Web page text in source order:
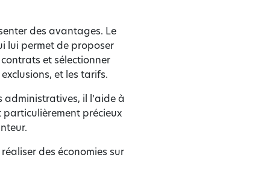
des avantages. Le
lui permet de proposer
et sélectionner
et les tarifs.
il l’aide à
particulièrement précieux
des économies sur